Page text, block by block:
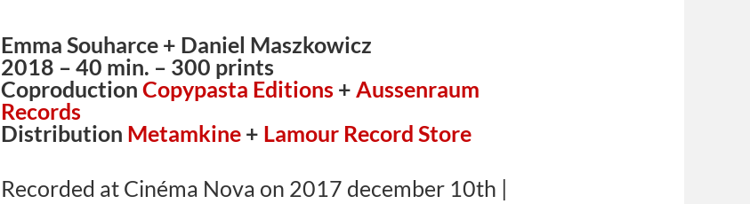
Emma Souharce + Daniel Maszkowicz
2018 – 40 min. – 300 prints
Coproduction Copypasta Editions + Aussenraum
Records
Distribution Metamkine + Lamour Record Store
Recorded at Cinéma Nova on 2017 december 10th |